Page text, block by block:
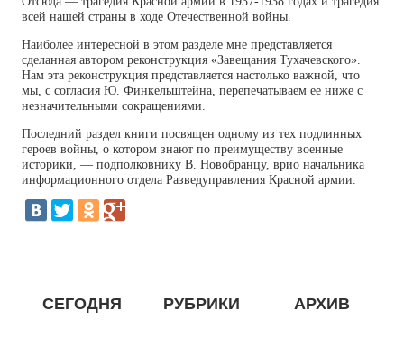
всей нашей страны в ходе Отечественной войны.
Наиболее интересной в этом разделе мне представляется
сделанная автором реконструкция «Завещания Тухачевского».
Нам эта реконструкция представляется настолько важной, что
мы, с согласия Ю. Финкельштейна, перепечатываем ее ниже с
незначительными сокращениями.
Последний раздел книги посвящен одному из тех подлинных
героев войны, о котором знают по преимуществу военные
историки, — подполковнику В. Новобранцу, врио начальника
информационного отдела Разведуправления Красной армии.
СЕГОДНЯ РУБРИКИ АРХИВ